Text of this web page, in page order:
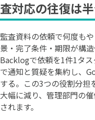
査対応の往復は
監査資料の依頼で何度も
景・完了条件・期限が構
Backlogで依頼を1件1タ
で通知と質疑を集約し、
する。この3つの役割分担
大幅に減り、管理部門の
されます。